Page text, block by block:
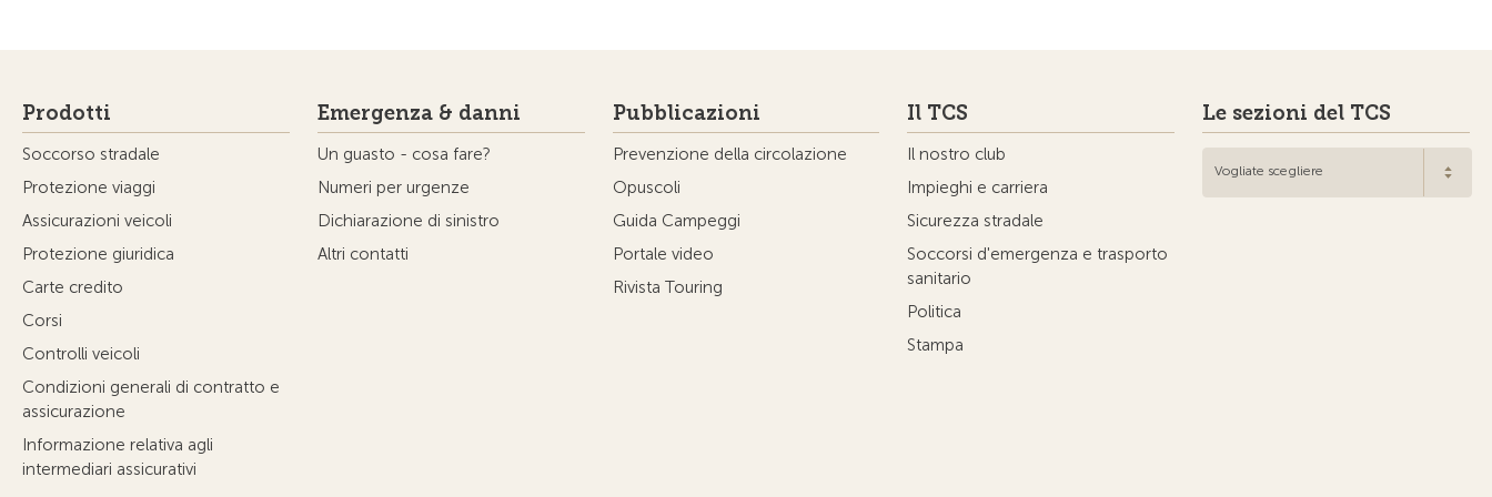
Prodotti
Soccorso stradale
Protezione viaggi
Assicurazioni veicoli
Protezione giuridica
Carte credito
Corsi
Controlli veicoli
Condizioni generali di contratto e
assicurazione
Informazione relativa agli
intermediari assicurativi
Emergenza & danni
Un guasto - cosa fare?
Numeri per urgenze
Dichiarazione di sinistro
Altri contatti
Pubblicazioni
Prevenzione della circolazione
Opuscoli
Guida Campeggi
Portale video
Rivista Touring
Il TCS
Il nostro club
Impieghi e carriera
Sicurezza stradale
Soccorsi d'emergenza e trasporto
sanitario
Politica
Stampa
Le sezioni del TCS
Vogliate scegliere